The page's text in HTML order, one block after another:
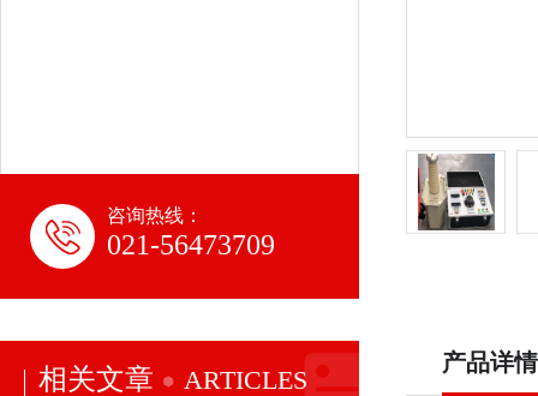
咨询热线：
021-56473709
相关文章 ARTICLES
产品详情